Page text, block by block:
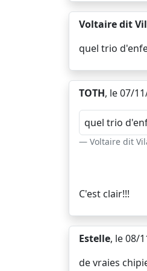
Voltaire dit
quel trio
TOTH, le 07/
quel trio
Voltaire dit
C'est clair!!!
Estelle, le 08/
de vraies